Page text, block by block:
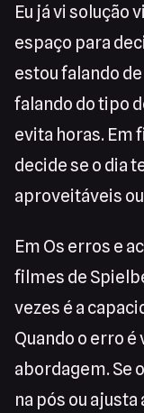
Eu já vi solução
espaço para
estou falando
falando do tipo
evita horas. Em
decide se o dia
aproveitáveis
Em Os erros e
filmes de
vezes é a
Quando o erro
abordagem. Se
na pós ou